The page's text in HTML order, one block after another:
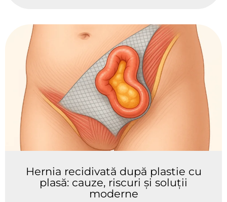
Hernia recidivată după plastie cu
plasă: cauze, riscuri și soluții
moderne